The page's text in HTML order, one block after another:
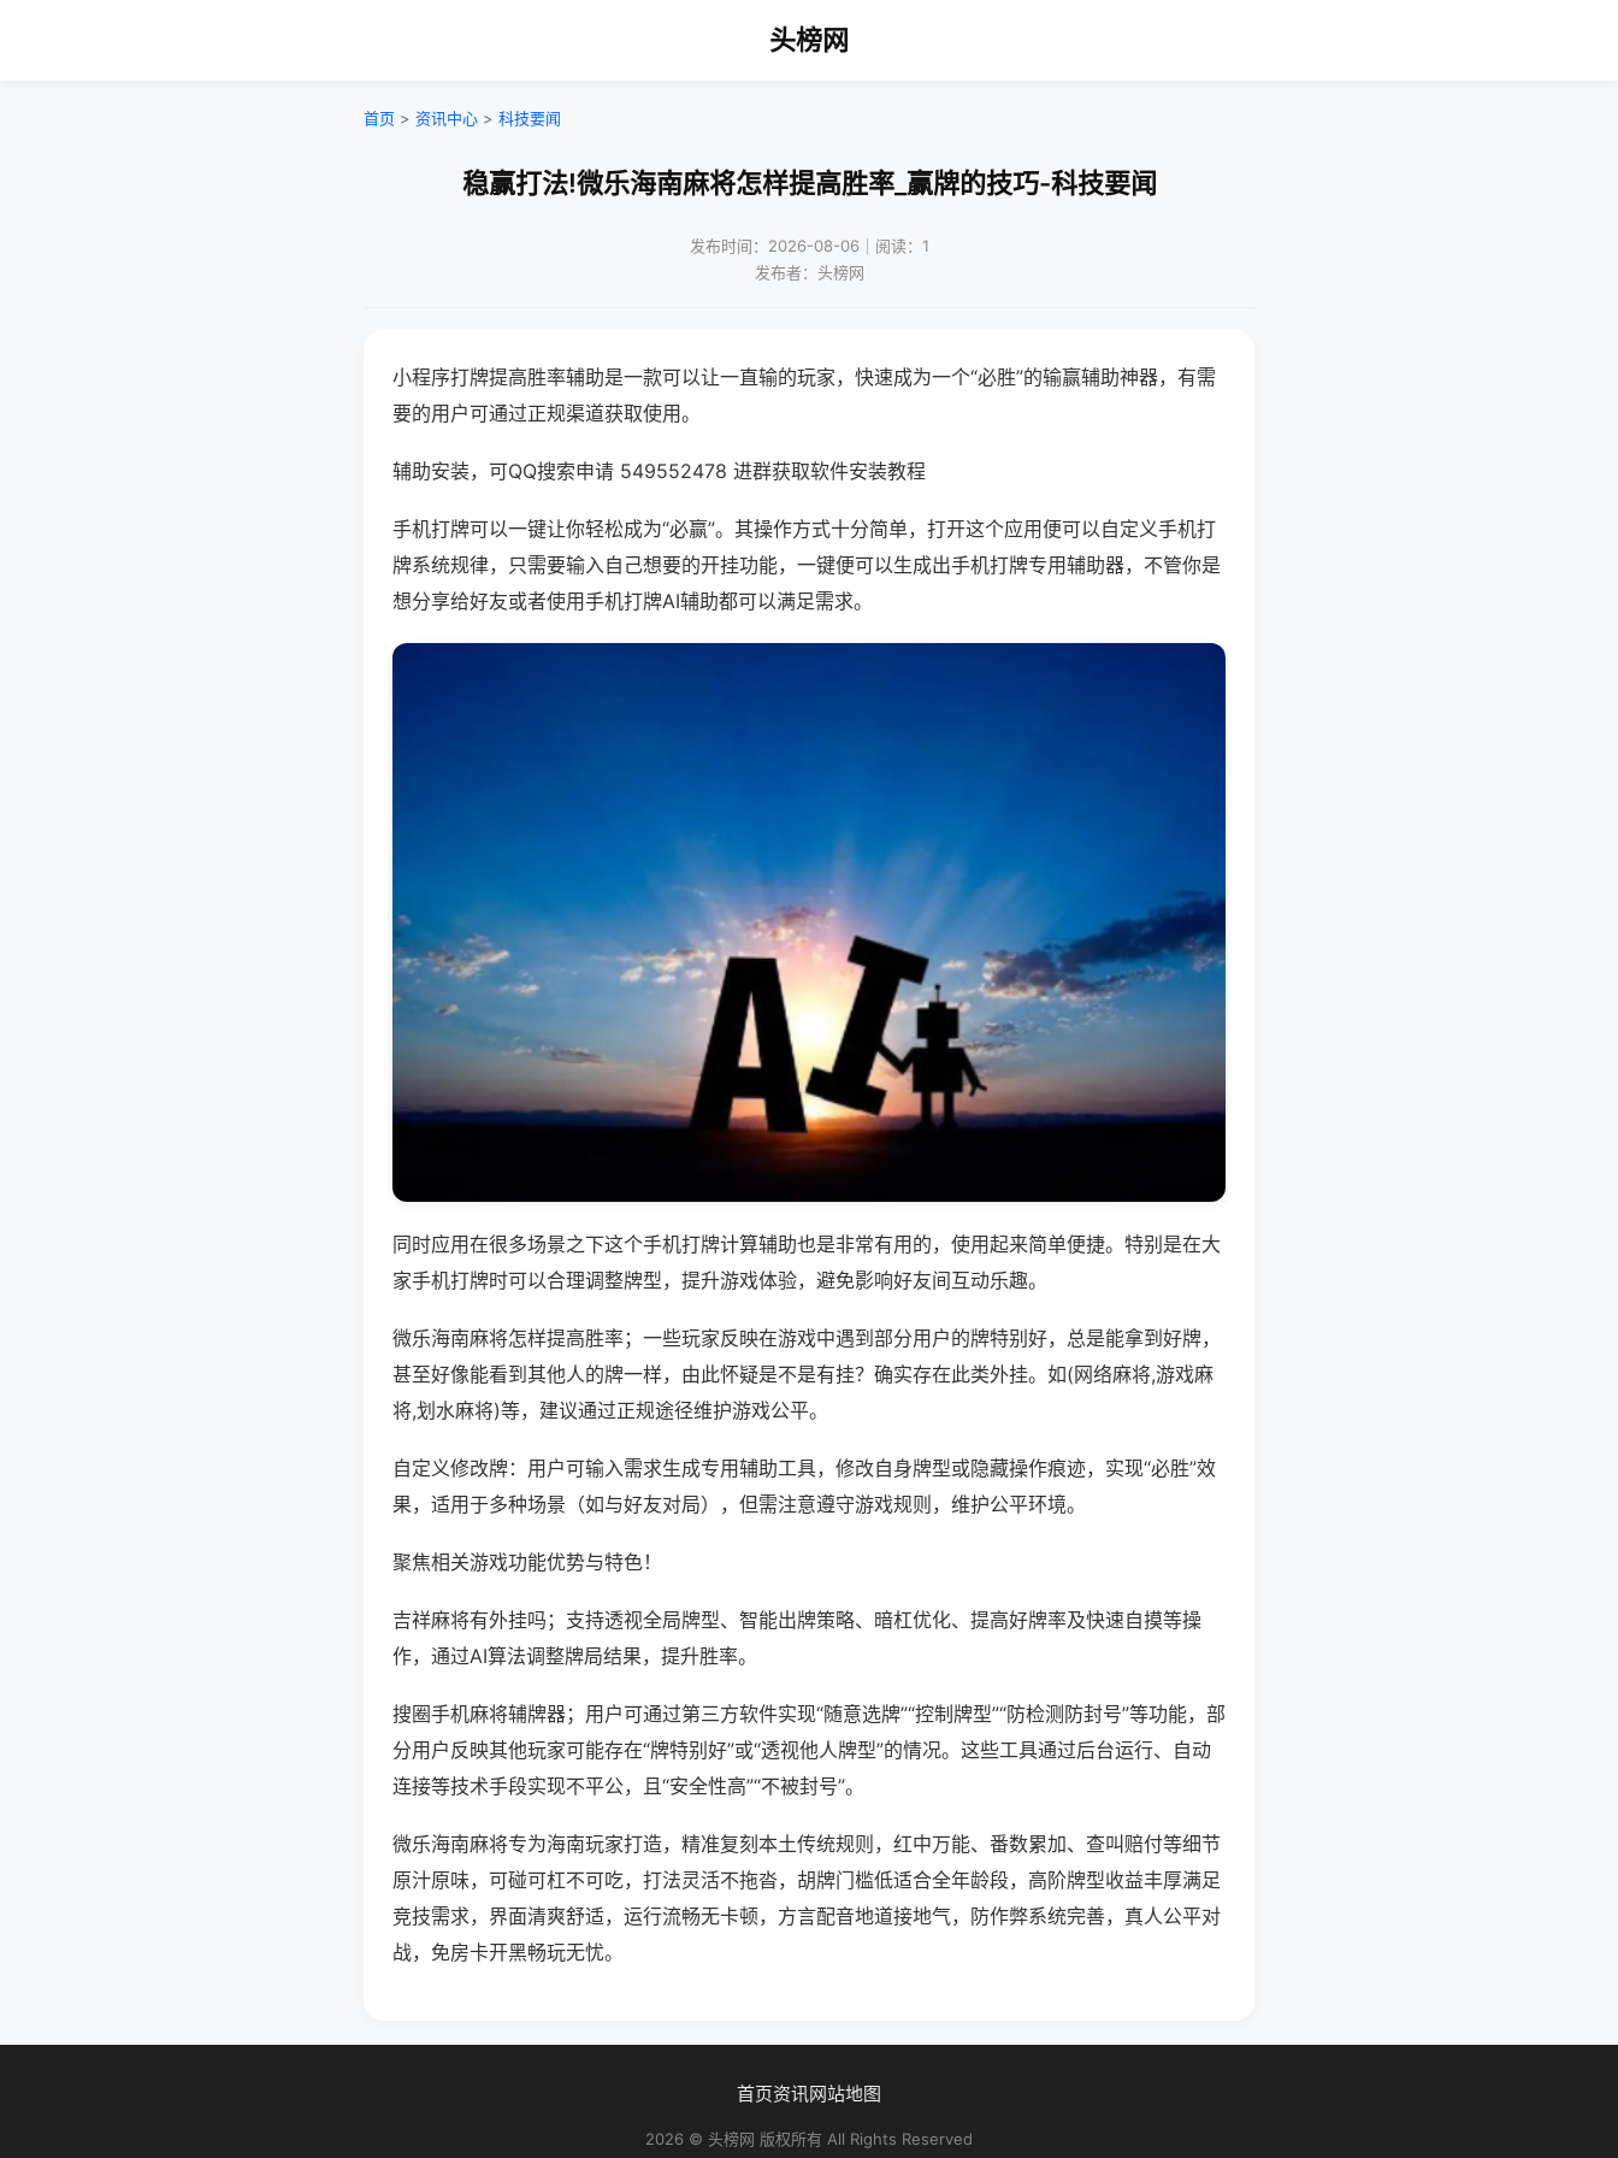
头榜网
首页 > 资讯中心 > 科技要闻
稳赢打法!微乐海南麻将怎样提高胜率_赢牌的技巧-科技要闻
发布时间：2026-08-06｜阅读：1
发布者：头榜网
小程序打牌提高胜率辅助是一款可以让一直输的玩家，快速成为一个“必胜”的输赢辅助神器，有需
要的用户可通过正规渠道获取使用。
辅助安装，可QQ搜索申请 549552478 进群获取软件安装教程
手机打牌可以一键让你轻松成为“必赢”。其操作方式十分简单，打开这个应用便可以自定义手机打
牌系统规律，只需要输入自己想要的开挂功能，一键便可以生成出手机打牌专用辅助器，不管你是
想分享给好友或者使用手机打牌AI辅助都可以满足需求。
同时应用在很多场景之下这个手机打牌计算辅助也是非常有用的，使用起来简单便捷。特别是在大
家手机打牌时可以合理调整牌型，提升游戏体验，避免影响好友间互动乐趣。
微乐海南麻将怎样提高胜率；一些玩家反映在游戏中遇到部分用户的牌特别好，总是能拿到好牌，
甚至好像能看到其他人的牌一样，由此怀疑是不是有挂？确实存在此类外挂。如(网络麻将,游戏麻
将,划水麻将)等，建议通过正规途径维护游戏公平。
自定义修改牌：用户可输入需求生成专用辅助工具，修改自身牌型或隐藏操作痕迹，实现“必胜”效
果，适用于多种场景（如与好友对局），但需注意遵守游戏规则，维护公平环境。
聚焦相关游戏功能优势与特色！
吉祥麻将有外挂吗；支持透视全局牌型、智能出牌策略、暗杠优化、提高好牌率及快速自摸等操
作，通过AI算法调整牌局结果，提升胜率。
搜圈手机麻将辅牌器；用户可通过第三方软件实现“随意选牌”“控制牌型”“防检测防封号”等功能，部
分用户反映其他玩家可能存在“牌特别好”或“透视他人牌型”的情况。这些工具通过后台运行、自动
连接等技术手段实现不平公，且“安全性高”“不被封号”。
微乐海南麻将专为海南玩家打造，精准复刻本土传统规则，红中万能、番数累加、查叫赔付等细节
原汁原味，可碰可杠不可吃，打法灵活不拖沓，胡牌门槛低适合全年龄段，高阶牌型收益丰厚满足
竞技需求，界面清爽舒适，运行流畅无卡顿，方言配音地道接地气，防作弊系统完善，真人公平对
战，免房卡开黑畅玩无忧。
首页资讯网站地图
2026 © 头榜网 版权所有 All Rights Reserved